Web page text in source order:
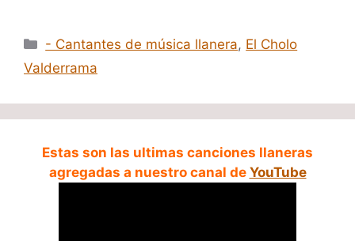
Categorías
- Cantantes de música llanera, El Cholo
Valderrama
Estas son las ultimas canciones llaneras
agregadas a nuestro canal de YouTube